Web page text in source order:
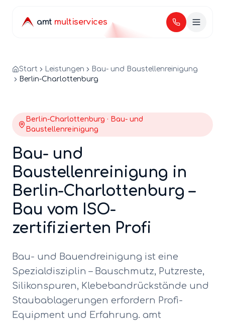
amt multiservices
Start Leistungen
Bau- und Baustellenreinigung
Berlin-Charlottenburg
Berlin-Charlottenburg · Bau- und
Baustellenreinigung
Bau- und
Baustellenreinigung in
Berlin-Charlottenburg –
Bau vom ISO-
zertifizierten Profi
Bau- und Bauendreinigung ist eine
Spezialdisziplin – Bauschmutz, Putzreste,
Silikonspuren, Klebebandrückstände und
Staubablagerungen erfordern Profi-
Equipment und Erfahrung. amt